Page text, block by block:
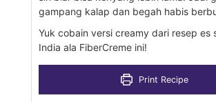
gampang kalap dan begah habis
Yuk cobain versi creamy dari resep es
India ala FiberCreme ini!
Print Recipe